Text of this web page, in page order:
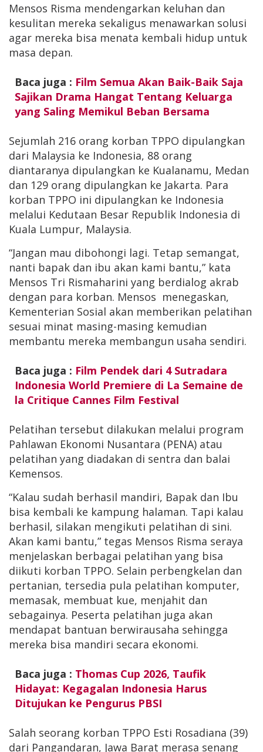
Mensos Risma mendengarkan keluhan dan
kesulitan mereka sekaligus menawarkan solusi
agar mereka bisa menata kembali hidup untuk
masa depan.
Baca juga : Film Semua Akan Baik-Baik Saja
Sajikan Drama Hangat Tentang Keluarga
yang Saling Memikul Beban Bersama
Sejumlah 216 orang korban TPPO dipulangkan
dari Malaysia ke Indonesia, 88 orang
diantaranya dipulangkan ke Kualanamu, Medan
dan 129 orang dipulangkan ke Jakarta. Para
korban TPPO ini dipulangkan ke Indonesia
melalui Kedutaan Besar Republik Indonesia di
Kuala Lumpur, Malaysia.
“Jangan mau dibohongi lagi. Tetap semangat,
nanti bapak dan ibu akan kami bantu,” kata
Mensos Tri Rismaharini yang berdialog akrab
dengan para korban. Mensos menegaskan,
Kementerian Sosial akan memberikan pelatihan
sesuai minat masing-masing kemudian
membantu mereka membangun usaha sendiri.
Baca juga : Film Pendek dari 4 Sutradara
Indonesia World Premiere di La Semaine de
la Critique Cannes Film Festival
Pelatihan tersebut dilakukan melalui program
Pahlawan Ekonomi Nusantara (PENA) atau
pelatihan yang diadakan di sentra dan balai
Kemensos.
“Kalau sudah berhasil mandiri, Bapak dan Ibu
bisa kembali ke kampung halaman. Tapi kalau
berhasil, silakan mengikuti pelatihan di sini.
Akan kami bantu,” tegas Mensos Risma seraya
menjelaskan berbagai pelatihan yang bisa
diikuti korban TPPO. Selain perbengkelan dan
pertanian, tersedia pula pelatihan komputer,
memasak, membuat kue, menjahit dan
sebagainya. Peserta pelatihan juga akan
mendapat bantuan berwirausaha sehingga
mereka bisa mandiri secara ekonomi.
Baca juga : Thomas Cup 2026, Taufik
Hidayat: Kegagalan Indonesia Harus
Ditujukan ke Pengurus PBSI
Salah seorang korban TPPO Esti Rosadiana (39)
dari Pangandaran, Jawa Barat merasa senang